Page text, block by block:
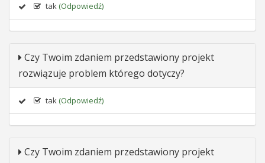
tak (Odpowiedź)
Czy Twoim zdaniem przedstawiony projekt
rozwiązuje problem którego dotyczy?
tak (Odpowiedź)
Czy Twoim zdaniem przedstawiony projekt